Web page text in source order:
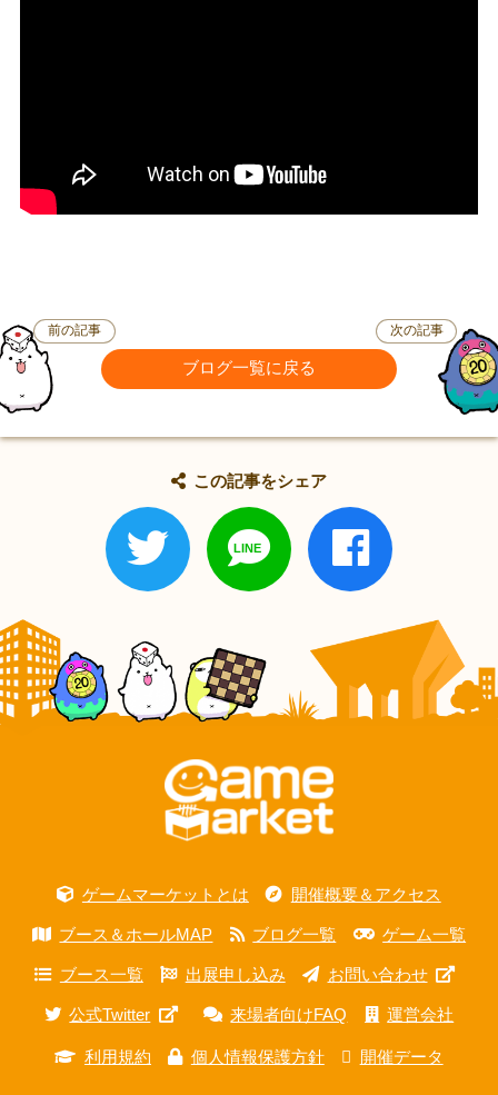
前の記事
ブログ一覧に戻る
次の記事
この記事をシェア
ゲームマーケットとは 開催概要＆アクセス
ブース＆ホールMAP ブログ一覧 ゲーム一覧
ブース一覧 出展申し込み お問い合わせ
公式Twitter 来場者向けFAQ 運営会社
利用規約 個人情報保護方針 開催データ